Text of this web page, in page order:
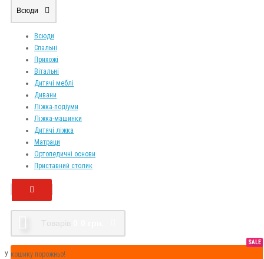
Всюди
Всюди
Спальні
Прихожі
Вітальні
Дитячі меблі
Дивани
Ліжка-подіуми
Ліжка-машинки
Дитячі ліжка
Матраци
Ортопедичні основи
Приставний столик
Tоварів
У кошику порожньо!
SALE